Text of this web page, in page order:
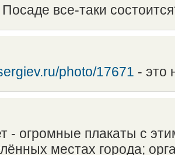
все-таки
photo/17671 - это
- огромные плакаты с
местах города;